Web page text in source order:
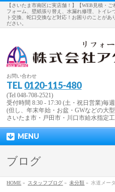
【さいたま市南区に実店舗！】【WEB見積・
フォーム、壁紙張り替え、水漏れ修理、トイレ
ト交換、蛇口交換など対応！お困りのことがあ
ださい。
お問い合わせ
TEL 0120-115-480
(Tel 048-708-2521)
受付時間 8:30 - 17:30 (土・祝日営業)毎
(但し、年末年始・お盆・GWなどの大
さいたま市・戸田市・川口市給水指定
MENU
ブログ
HOME » スタッフブログ » 未分類 » 水道メー